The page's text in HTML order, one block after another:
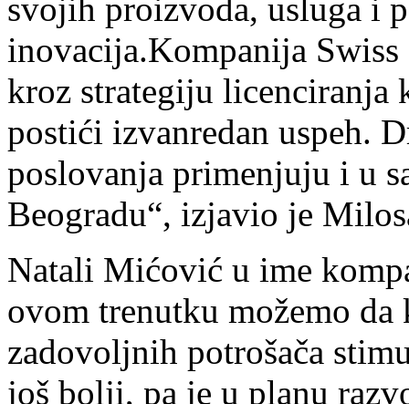
svojih proizvoda, usluga i
inovacija.Kompanija
kroz strategiju licenciranja
postići izvanredan uspeh.
poslovanja primenjuju i u
Beogradu“, izjavio je
Natali Mićović u ime
ovom trenutku možemo da
zadovoljnih potrošača
još bolji, pa je u planu